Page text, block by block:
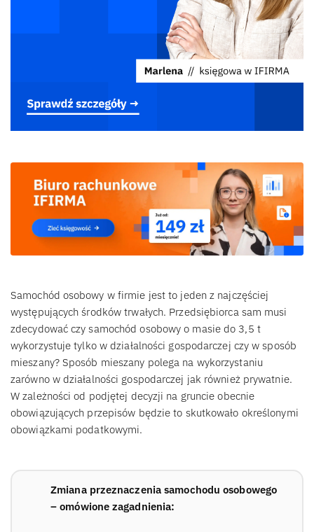
Samochód osobowy w firmie jest to jeden z najczęściej
występujących środków trwałych. Przedsiębiorca sam musi
zdecydować czy samochód osobowy o masie do 3,5 t
wykorzystuje tylko w działalności gospodarczej czy w sposób
mieszany? Sposób mieszany polega na wykorzystaniu
zarówno w działalności gospodarczej jak również prywatnie.
W zależności od podjętej decyzji na gruncie obecnie
obowiązujących przepisów będzie to skutkowało określonymi
obowiązkami podatkowymi.
Zmiana przeznaczenia samochodu osobowego
– omówione zagadnienia: